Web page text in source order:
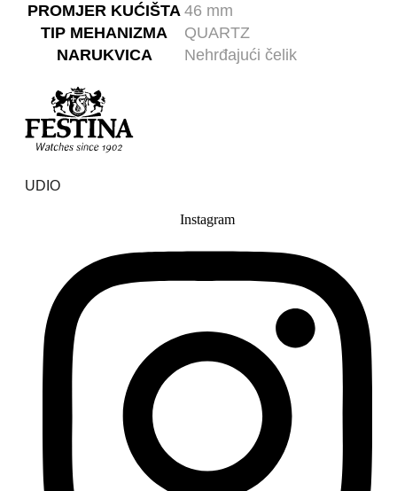
PROMJER KUĆIŠTA 46 mm
TIP MEHANIZMA
QUARTZ
NARUKVICA
Nehrđajući čelik
UDIO
Instagram